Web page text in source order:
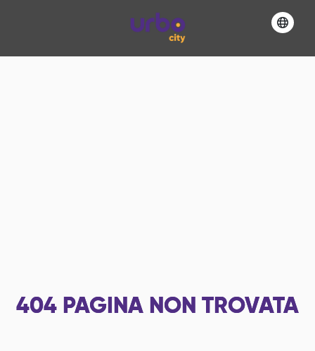
404 PAGINA NON TROVATA